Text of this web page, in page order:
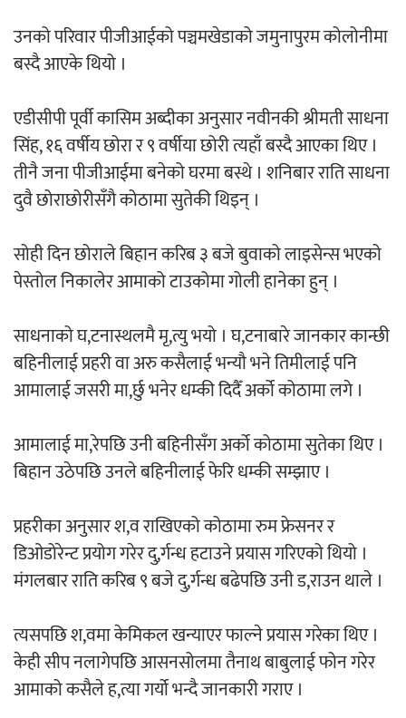
उनको परिवार पीजीआईको पञ्चमखेडाको जमुनापुरम कोलोनीमा
बस्दै आएके थियो ।
एडीसीपी पूर्वी कासिम अब्दीका अनुसार नवीनकी श्रीमती साधना
सिंह, १६ वर्षीय छोरा र ९ वर्षीया छोरी त्यहाँ बस्दै आएका थिए ।
तीनै जना पीजीआईमा बनेको घरमा बस्थे । शनिबार राति साधना
दुवै छोराछोरीसँगै कोठामा सुतेकी थिइन् ।
सोही दिन छोराले बिहान करिब ३ बजे बुवाको लाइसेन्स भएको
पेस्तोल निकालेर आमाको टाउकोमा गोली हानेका हुन् ।
साधनाको घ,टनास्थलमै मृ,त्यु भयो । घ,टनाबारे जानकार कान्छी
बहिनीलाई प्रहरी वा अरु कसैलाई भन्यौ भने तिमीलाई पनि
आमालाई जसरी मा,र्छु भनेर धम्की दिदैँ अर्को कोठामा लगे ।
आमालाई मा,रेपछि उनी बहिनीसँग अर्को कोठामा सुतेका थिए ।
बिहान उठेपछि उनले बहिनीलाई फेरि धम्की सम्झाए ।
प्रहरीका अनुसार श,व राखिएको कोठामा रुम फ्रेसनर र
डिओडोरेन्ट प्रयोग गरेर दु,र्गन्ध हटाउने प्रयास गरिएको थियो ।
मंगलबार राति करिब ९ बजे दु,र्गन्ध बढेपछि उनी ड,राउन थाले ।
त्यसपछि श,वमा केमिकल खन्याएर फाल्ने प्रयास गरेका थिए ।
केही सीप नलागेपछि आसनसोलमा तैनाथ बाबुलाई फोन गरेर
आमाको कसैले ह,त्या गर्यो भन्दै जानकारी गराए ।